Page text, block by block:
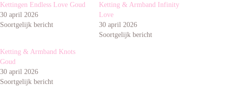
Kettingen Endless Love Goud
30 april 2026
Soortgelijk bericht
Ketting & Armband Infinity
Love
30 april 2026
Soortgelijk bericht
Ketting & Armband Knots
Goud
30 april 2026
Soortgelijk bericht